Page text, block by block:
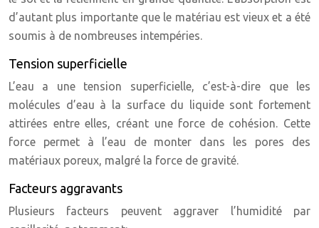
d’autant plus importante que le matériau est vieux et a été
soumis à de nombreuses intempéries.
Tension superficielle
L’eau a une tension superficielle, c’est-à-dire que les
molécules d’eau à la surface du liquide sont fortement
attirées entre elles, créant une force de cohésion. Cette
force permet à l’eau de monter dans les pores des
matériaux poreux, malgré la force de gravité.
Facteurs aggravants
Plusieurs facteurs peuvent aggraver l’humidité par